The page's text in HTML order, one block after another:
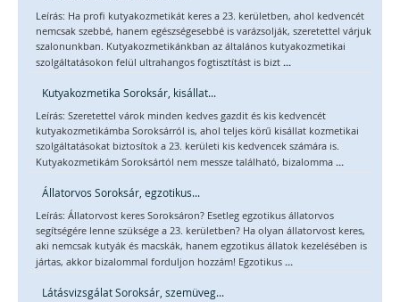
Leírás: Ha profi kutyakozmetikát keres a 23. kerületben, ahol kedvencét
nemcsak szebbé, hanem egészségesebbé is varázsolják, szeretettel várjuk
szalonunkban. Kutyakozmetikánkban az általános kutyakozmetikai
szolgáltatásokon felül ultrahangos fogtisztítást is bizt ...
Kutyakozmetika Soroksár, kisállat...
Leírás: Szeretettel várok minden kedves gazdit és kis kedvencét
kutyakozmetikámba Soroksárról is, ahol teljes körű kisállat kozmetikai
szolgáltatásokat biztosítok a 23. kerületi kis kedvencek számára is.
Kutyakozmetikám Soroksártól nem messze található, bizalomma ...
Állatorvos Soroksár, egzotikus...
Leírás: Állatorvost keres Soroksáron? Esetleg egzotikus állatorvos
segítségére lenne szüksége a 23. kerületben? Ha olyan állatorvost keres,
aki nemcsak kutyák és macskák, hanem egzotikus állatok kezelésében is
jártas, akkor bizalommal forduljon hozzám! Egzotikus ...
Látásvizsgálat Soroksár, szemüveg...